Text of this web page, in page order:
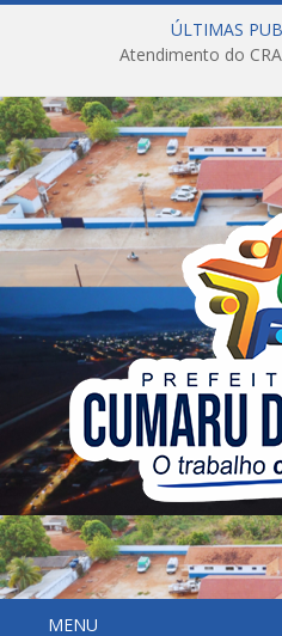
ÚLTIMAS
Atendimento do
MENU